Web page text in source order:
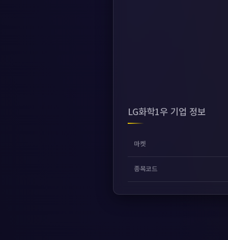
LG화학1우 기업 정보
마켓
종목코드